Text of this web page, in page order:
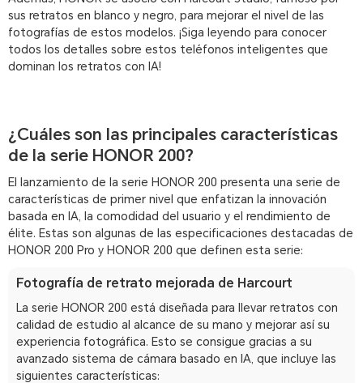
sus retratos en blanco y negro, para mejorar el nivel de las
fotografías de estos modelos. ¡Siga leyendo para conocer
todos los detalles sobre estos teléfonos inteligentes que
dominan los retratos con IA!
¿Cuáles son las principales características
de la serie HONOR 200?
El lanzamiento de la serie HONOR 200 presenta una serie de
características de primer nivel que enfatizan la innovación
basada en IA, la comodidad del usuario y el rendimiento de
élite. Estas son algunas de las especificaciones destacadas de
HONOR 200 Pro y HONOR 200 que definen esta serie:
Fotografía de retrato mejorada de Harcourt
La serie HONOR 200 está diseñada para llevar retratos con
calidad de estudio al alcance de su mano y mejorar así su
experiencia fotográfica. Esto se consigue gracias a su
avanzado sistema de cámara basado en IA, que incluye las
siguientes características: